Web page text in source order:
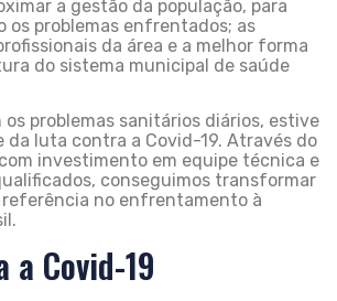
a gestão da população, para
os problemas enfrentados; as
da área e a melhor forma
do sistema municipal de saúde
os problemas sanitários diários, estive
luta contra a Covid-19. Através do
investimento em equipe técnica e
conseguimos transformar
referência no enfrentamento à
Covid-19